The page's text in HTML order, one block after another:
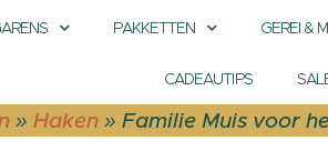
PAKKETTEN GEREI &
CADEAUTIPS
» Haken » Familie Muis voor